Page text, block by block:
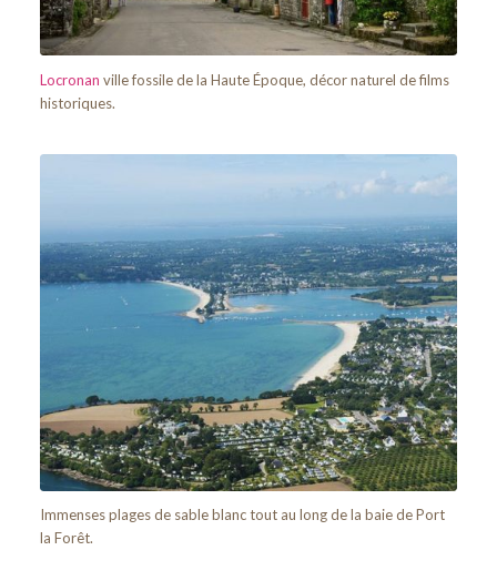
Locronan ville fossile de la Haute Époque, décor naturel de films
historiques.
Immenses plages de sable blanc tout au long de la baie de Port
la Forêt.